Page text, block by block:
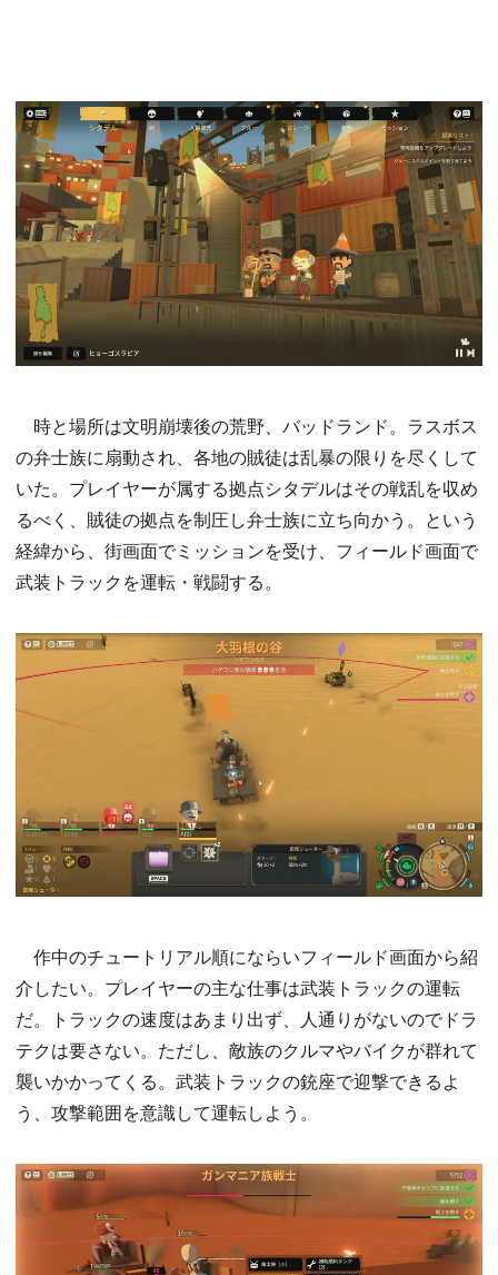
時と場所は文明崩壊後の荒野、バッドランド。ラスボス
の弁士族に扇動され、各地の賊徒は乱暴の限りを尽くして
いた。プレイヤーが属する拠点シタデルはその戦乱を収め
るべく、賊徒の拠点を制圧し弁士族に立ち向かう。という
経緯から、街画面でミッションを受け、フィールド画面で
武装トラックを運転・戦闘する。
作中のチュートリアル順にならいフィールド画面から紹
介したい。プレイヤーの主な仕事は武装トラックの運転
だ。トラックの速度はあまり出ず、人通りがないのでドラ
テクは要さない。ただし、敵族のクルマやバイクが群れて
襲いかかってくる。武装トラックの銃座で迎撃できるよ
う、攻撃範囲を意識して運転しよう。